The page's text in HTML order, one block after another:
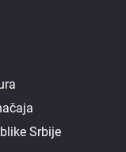
Srbije